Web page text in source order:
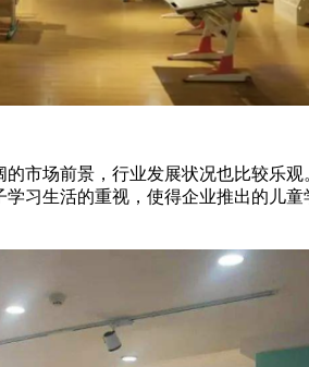
市场前景，行业发展状况也比较乐
习生活的重视，使得企业推出的儿